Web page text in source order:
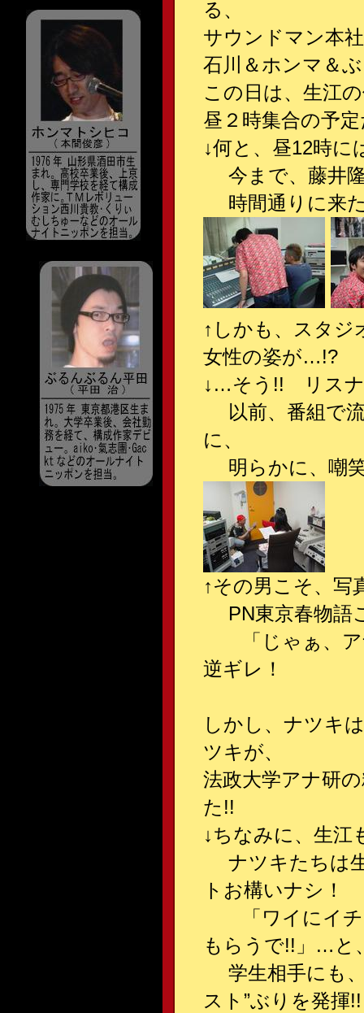
る、
サウンドマン本
石川＆ホンマ＆
この日は、生江
昼２時集合の予
↓何と、昼12時に
今まで、藤井
時間通りに来
↑しかも、スタジ
女性の姿が…!?
↓…そう!! リスナ
以前、番組で流
に、
明らかに、嘲
↑その男こそ、写
PN東京春物語
「じゃぁ、ア
逆ギレ！
しかし、ナツキ
ツキが、
法政大学アナ研
た!!
↓ちなみに、生江
ナツキたちは
トお構いナシ！
「ワイにイチ
もらうで!!」…と
学生相手にも、
スト”ぶりを発揮!!